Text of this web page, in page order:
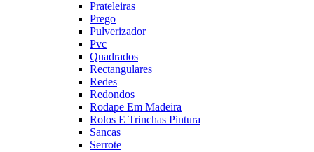
Prateleiras
Prego
Pulverizador
Pvc
Quadrados
Rectangulares
Redes
Redondos
Rodape Em Madeira
Rolos E Trinchas Pintura
Sancas
Serrote